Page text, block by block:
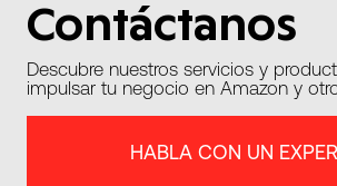
Contáctanos
Descubre nuestros servicios y
impulsar tu negocio en Amazon y
HABLA CON UN